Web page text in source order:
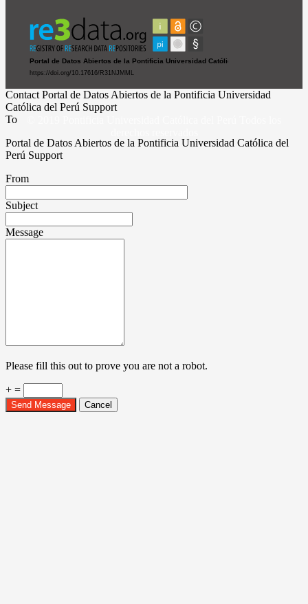
Contact Portal de Datos Abiertos de la Pontificia Universidad
Católica del Perú Support
To
Portal de Datos Abiertos de la Pontificia Universidad Católica del
Perú Support
From
Subject
Message
Please fill this out to prove you are not a robot.
+ =
Send Message Cancel